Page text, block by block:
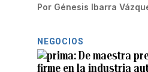
Por Génesis Ibarra
NEGOCIOS
De maestra
firme en la industria